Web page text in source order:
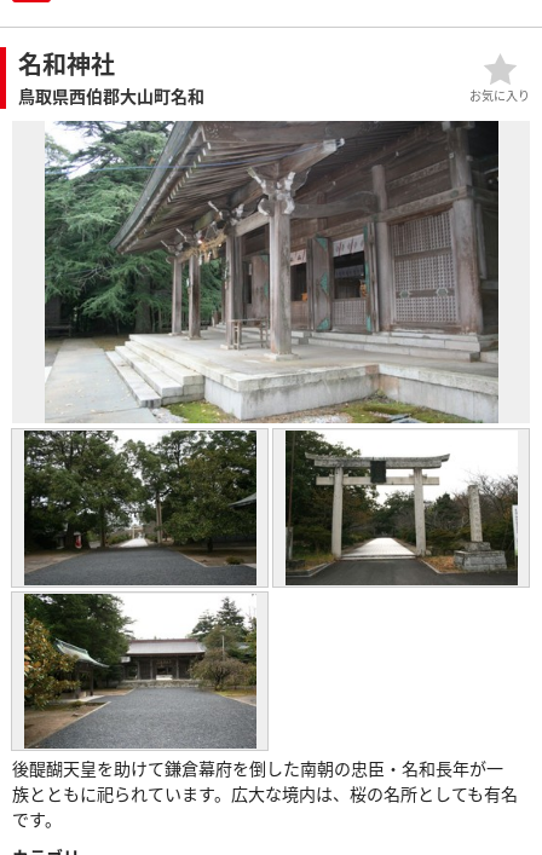
名和神社
鳥取県西伯郡大山町名和
後醍醐天皇を助けて鎌倉幕府を倒した南朝の忠臣・名和長年が一
族とともに祀られています。広大な境内は、桜の名所としても有名
です。
お気に入り